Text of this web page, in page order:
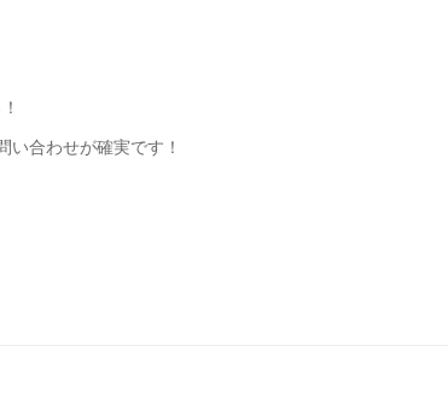
合わせが確実です！